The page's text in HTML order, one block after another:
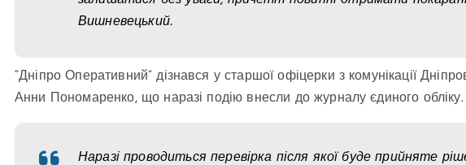
Вишневецький.
“Дніпро Оперативний” дізнався у старшої офіцерки з комунікації
Анни Пономаренко, що наразі подію внесли до журналу єдиного обліку.
Наразі проводиться перевірка після якої буде прийняте